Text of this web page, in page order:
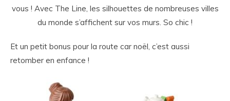
vous ! Avec The Line, les silhouettes de nombreuses villes
du monde s’affichent sur vos murs. So chic !
Et un petit bonus pour la route car noël, c’est aussi
retomber en enfance !